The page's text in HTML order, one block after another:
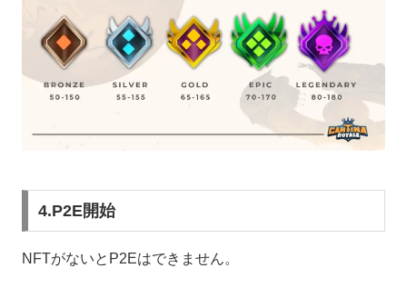
4.P2E開始
NFTがないとP2Eはできません。